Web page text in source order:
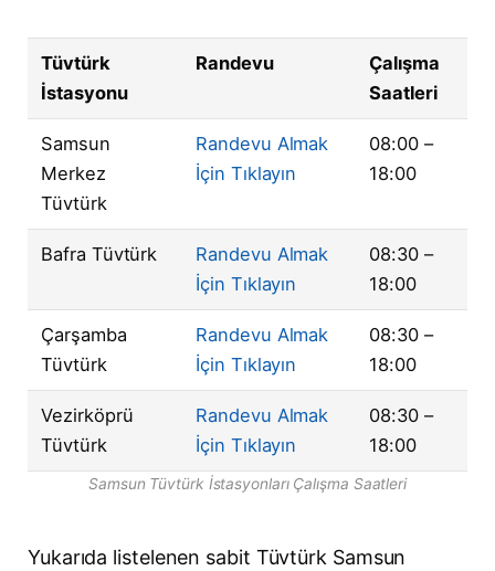
Tüvtürk
İstasyonu
Randevu
Çalışma
Saatleri
Samsun
Merkez
Tüvtürk
Randevu Almak
İçin Tıklayın
08:00 –
18:00
Bafra Tüvtürk
Randevu Almak
İçin Tıklayın
08:30 –
18:00
Çarşamba
Tüvtürk
Randevu Almak
İçin Tıklayın
08:30 –
18:00
Vezirköprü
Tüvtürk
Randevu Almak
İçin Tıklayın
08:30 –
18:00
Samsun Tüvtürk İstasyonları Çalışma Saatleri
Yukarıda listelenen sabit Tüvtürk Samsun